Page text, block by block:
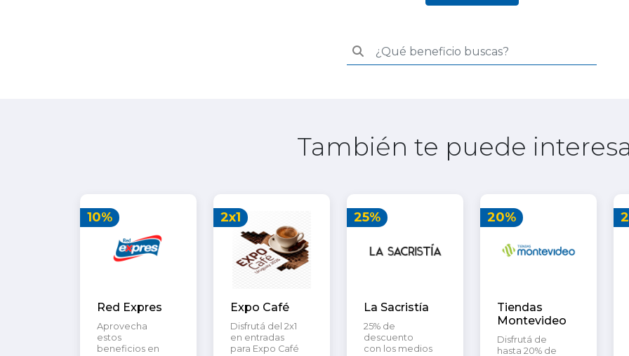
También te puede
10%
Red Expres
Aprovecha
estos
beneficios en
2x1
Expo Café
Disfrutá del 2x1
en entradas
para Expo Café
25%
La Sacristía
25% de
descuento
con los medios
20%
Tiendas
Montevideo
Disfrutá de
hasta 20% de